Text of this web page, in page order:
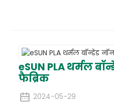
eSUN PLA थर्मल
फैब्रिक
2024-05-29